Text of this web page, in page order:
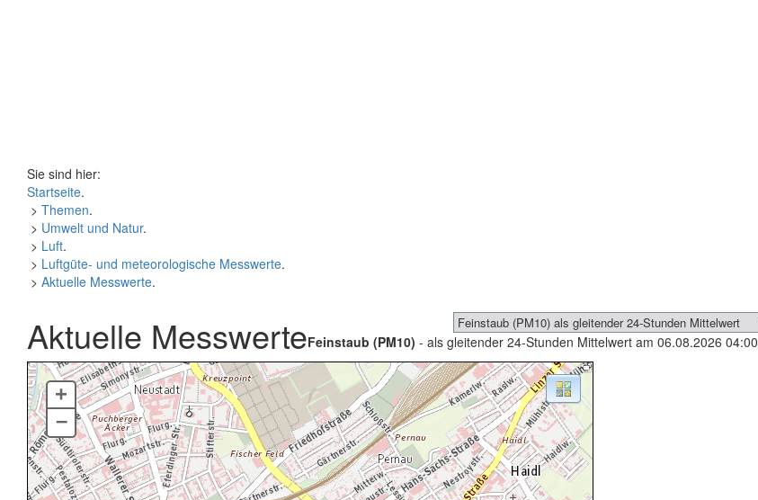
Sie sind hier:
Startseite.
> Themen.
> Umwelt und Natur.
> Luft.
> Luftgüte- und meteorologische Messwerte.
> Aktuelle Messwerte.
Aktuelle MesswerteFeinstaub (PM10) - als gleitender 24-Stunden Mittelwert am 06.08.2026 04:00
+
–